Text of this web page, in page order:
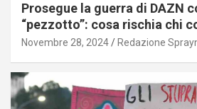
Prosegue la guerra di DAZN
“pezzotto”: cosa rischia chi
Novembre 28, 2024 Redazione